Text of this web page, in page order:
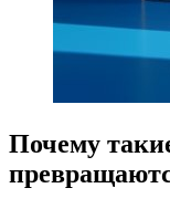
Почему